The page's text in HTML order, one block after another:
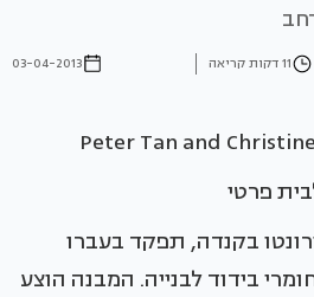
11 דקות קריאה 03-04-2013
פרטי
בקנדה, תפקד בעברו
בידוד לבנייה. המבנה הוצע